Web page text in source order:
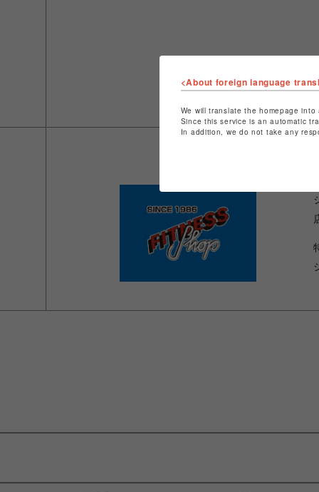
<About foreign language
We will translate the homepage
Since this service is an automatic
In addition, we do not take any